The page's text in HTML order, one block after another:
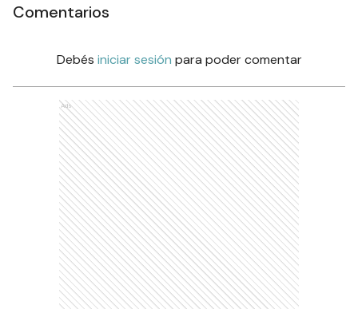
Comentarios
Debés iniciar sesión para poder comentar
Ads